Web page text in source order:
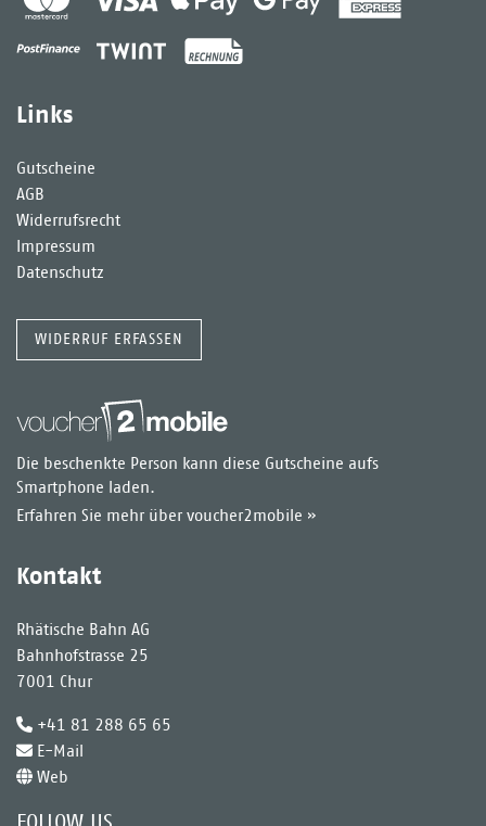
Links
Gutscheine
AGB
Widerrufsrecht
Impressum
Datenschutz
WIDERRUF ERFASSEN
Die beschenkte Person kann diese Gutscheine aufs
Smartphone laden.
Erfahren Sie mehr über voucher2mobile »
Kontakt
Rhätische Bahn AG
Bahnhofstrasse 25
7001 Chur
+41 81 288 65 65
E-Mail
Web